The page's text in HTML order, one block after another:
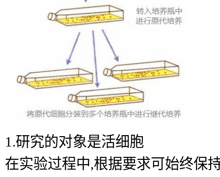
1.研究的对象是活细胞
在实验过程中,根据要求可始终保